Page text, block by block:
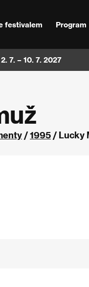
festivalem Program
7. – 10. 7. 2027
/1995 / Lucky